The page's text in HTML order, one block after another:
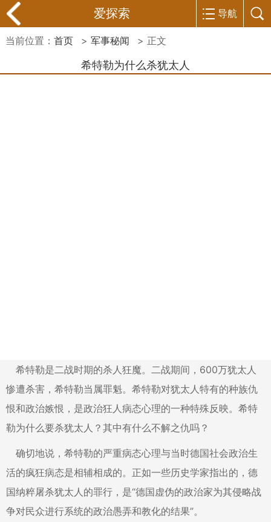
爱探索 导航
当前位置： 首页 > 军事秘闻 > 正文
希特勒为什么杀犹太人
希特勒是二战时期的杀人狂魔。二战期间，600万犹太人
惨遭杀害，希特勒当属罪魁。希特勒对犹太人特有的种族仇
恨和政治嫉恨，是政治狂人病态心理的一种特殊反映。希特
勒为什么要杀犹太人？其中有什么不解之仇吗？
确切地说，希特勒的严重病态心理与当时德国社会政治生
活的疯狂病态是相辅相成的。正如一些历史学家指出的，德
国纳粹屠杀犹太人的罪行，是“德国虚伪的政治家为其侵略战
争对民众进行系统的政治愚弄和教化的结果”。